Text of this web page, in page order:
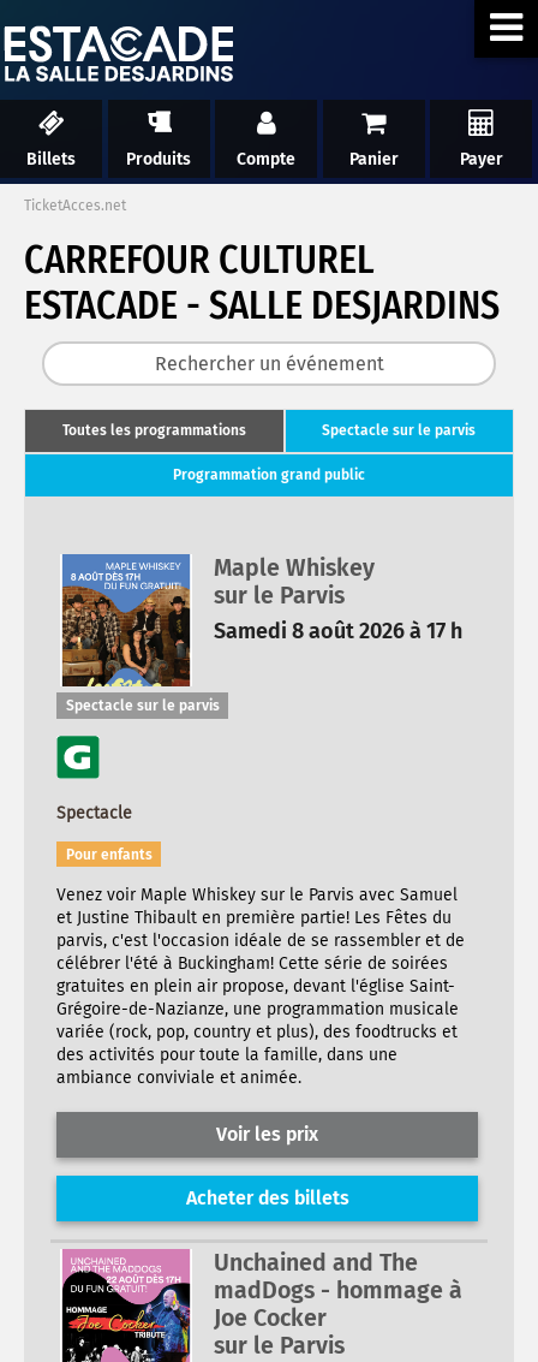
Billets Produits Compte Panier Payer
TicketAcces.net
CARREFOUR CULTUREL
ESTACADE - SALLE DESJARDINS
Toutes les programmations Spectacle sur le parvis
Programmation grand public
Maple Whiskey
sur le Parvis
Samedi 8 août 2026 à 17 h
Spectacle sur le parvis
Spectacle
Pour enfants
Venez voir Maple Whiskey sur le Parvis avec Samuel
et Justine Thibault en première partie! Les Fêtes du
parvis, c'est l'occasion idéale de se rassembler et de
célébrer l'été à Buckingham! Cette série de soirées
gratuites en plein air propose, devant l'église Saint-
Grégoire-de-Nazianze, une programmation musicale
variée (rock, pop, country et plus), des foodtrucks et
des activités pour toute la famille, dans une
ambiance conviviale et animée.
Voir les prix
Acheter des billets
Unchained and The
madDogs - hommage à
Joe Cocker
sur le Parvis